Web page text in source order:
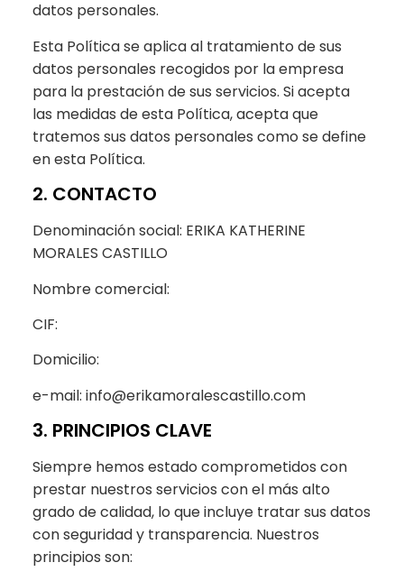
datos personales.
Esta Política se aplica al tratamiento de sus
datos personales recogidos por la empresa
para la prestación de sus servicios. Si acepta
las medidas de esta Política, acepta que
tratemos sus datos personales como se define
en esta Política.
2. CONTACTO
Denominación social: ERIKA KATHERINE
MORALES CASTILLO
Nombre comercial: ㅤㅤ
CIF: ㅤㅤ
Domicilio: ㅤㅤ
e-mail: info@erikamoralescastillo.com
3. PRINCIPIOS CLAVE
Siempre hemos estado comprometidos con
prestar nuestros servicios con el más alto
grado de calidad, lo que incluye tratar sus datos
con seguridad y transparencia. Nuestros
principios son: